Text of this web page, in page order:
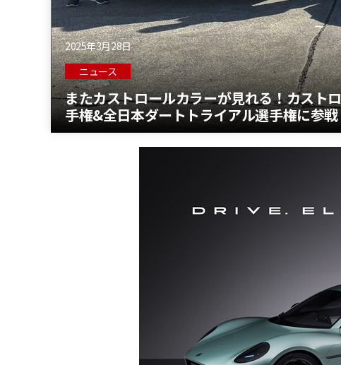
2025年3月28日
ニュース
またカストロールカラーが見れる！カスト
手権&全日本ダートトライアル選手権に参戦